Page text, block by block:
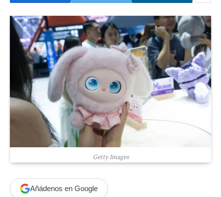
Getty Images
Añádenos en Google